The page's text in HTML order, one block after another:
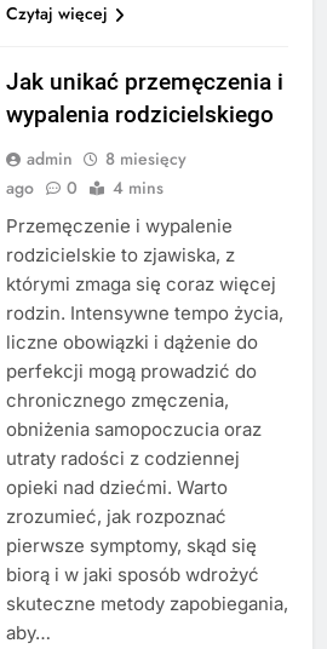
Czytaj więcej
Jak unikać przemęczenia i
wypalenia rodzicielskiego
admin
8 miesięcy
ago
0 4 mins
Przemęczenie i wypalenie
rodzicielskie to zjawiska, z
którymi zmaga się coraz więcej
rodzin. Intensywne tempo życia,
liczne obowiązki i dążenie do
perfekcji mogą prowadzić do
chronicznego zmęczenia,
obniżenia samopoczucia oraz
utraty radości z codziennej
opieki nad dziećmi. Warto
zrozumieć, jak rozpoznać
pierwsze symptomy, skąd się
biorą i w jaki sposób wdrożyć
skuteczne metody zapobiegania,
aby…